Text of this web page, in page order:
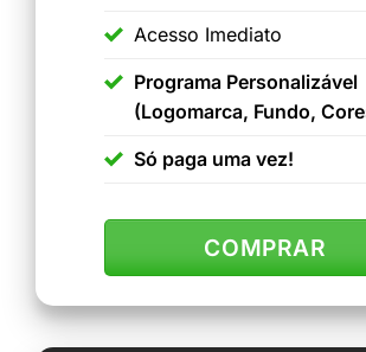
Acesso Imediato
Programa Personalizável
(Logomarca, Fundo,
Só paga uma vez!
COMPRAR